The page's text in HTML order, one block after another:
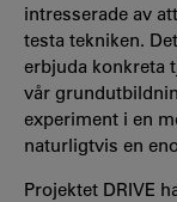
intresserade av
testa tekniken.
erbjuda konkreta
vår
experiment i en
naturligtvis en
Projektet DRIVE